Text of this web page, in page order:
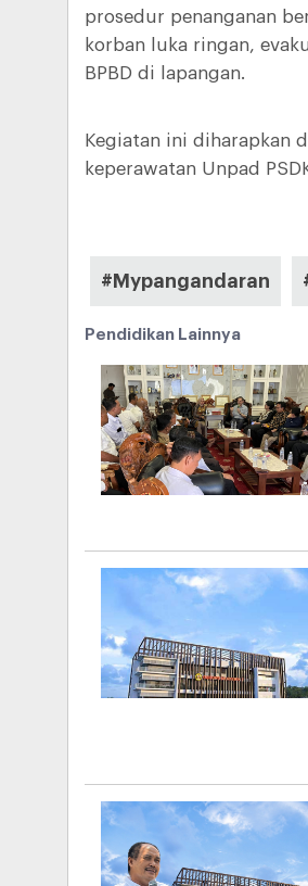
prosedur penanganan
korban luka ringan,
BPBD di lapangan.
Kegiatan ini diharapkan
keperawatan Unpad
#Mypangandaran
Pendidikan Lainnya